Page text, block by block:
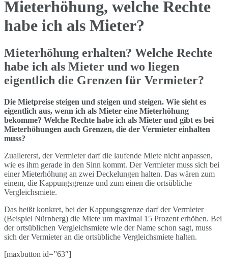
Mieterhöhung, welche Rechte
habe ich als Mieter?
Mieterhöhung erhalten? Welche Rechte
habe ich als Mieter und wo liegen
eigentlich die Grenzen für Vermieter?
Die Mietpreise steigen und steigen und steigen. Wie sieht es
eigentlich aus, wenn ich als Mieter eine Mieterhöhung
bekomme? Welche Rechte habe ich als Mieter und gibt es bei
Mieterhöhungen auch Grenzen, die der Vermieter einhalten
muss?
Zuallererst, der Vermieter darf die laufende Miete nicht anpassen,
wie es ihm gerade in den Sinn kommt. Der Vermieter muss sich bei
einer Mieterhöhung an zwei Deckelungen halten. Das wären zum
einem, die Kappungsgrenze und zum einen die ortsübliche
Vergleichsmiete.
Das heißt konkret, bei der Kappungsgrenze darf der Vermieter
(Beispiel Nürnberg) die Miete um maximal 15 Prozent erhöhen. Bei
der ortsüblichen Vergleichsmiete wie der Name schon sagt, muss
sich der Vermieter an die ortsübliche Vergleichsmiete halten.
[maxbutton id=”63″]